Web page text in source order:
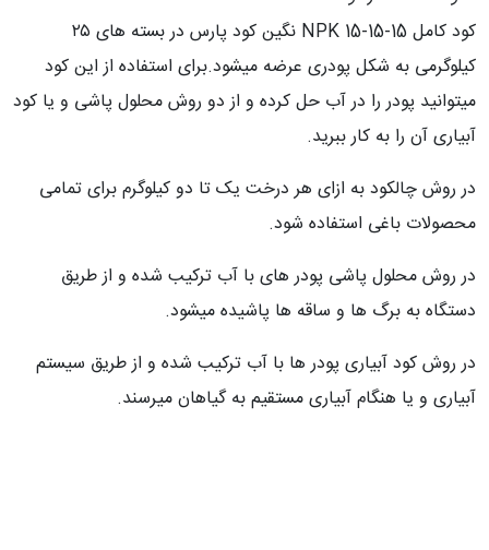
کود کامل NPK 15-15-15 نگین کود پارس در بسته های ۲۵
کیلوگرمی به شکل پودری عرضه میشود.برای استفاده از این کود
میتوانید پودر را در آب حل کرده و از دو روش محلول پاشی و یا کود
آبیاری آن را به کار ببرید.
در روش چالکود به ازای هر درخت یک تا دو کیلوگرم برای تمامی
محصولات باغی استفاده شود.
در روش محلول پاشی پودر های با آب ترکیب شده و از طریق
دستگاه به برگ ها و ساقه ها پاشیده میشود.
در روش کود آبیاری پودر ها با آب ترکیب شده و از طریق سیستم
آبیاری و یا هنگام آبیاری مستقیم به گیاهان میرسند.